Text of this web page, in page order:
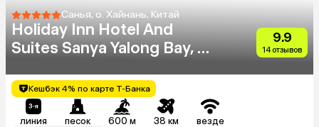
Санья, о. Хайнань, Китай
Holiday Inn Hotel And
Suites Sanya Yalong Bay, An
9.9
14 отзывов
Кешбэк 4% по карте Т-Банка
линия песок 600 м 38 км везде